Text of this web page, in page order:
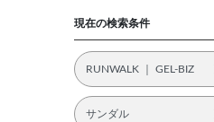
現在の検索条件
RUNWALK ｜ GEL-BIZ
サンダル